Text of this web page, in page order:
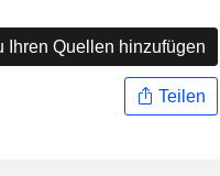
Ihren Quellen hinzufügen
Teilen